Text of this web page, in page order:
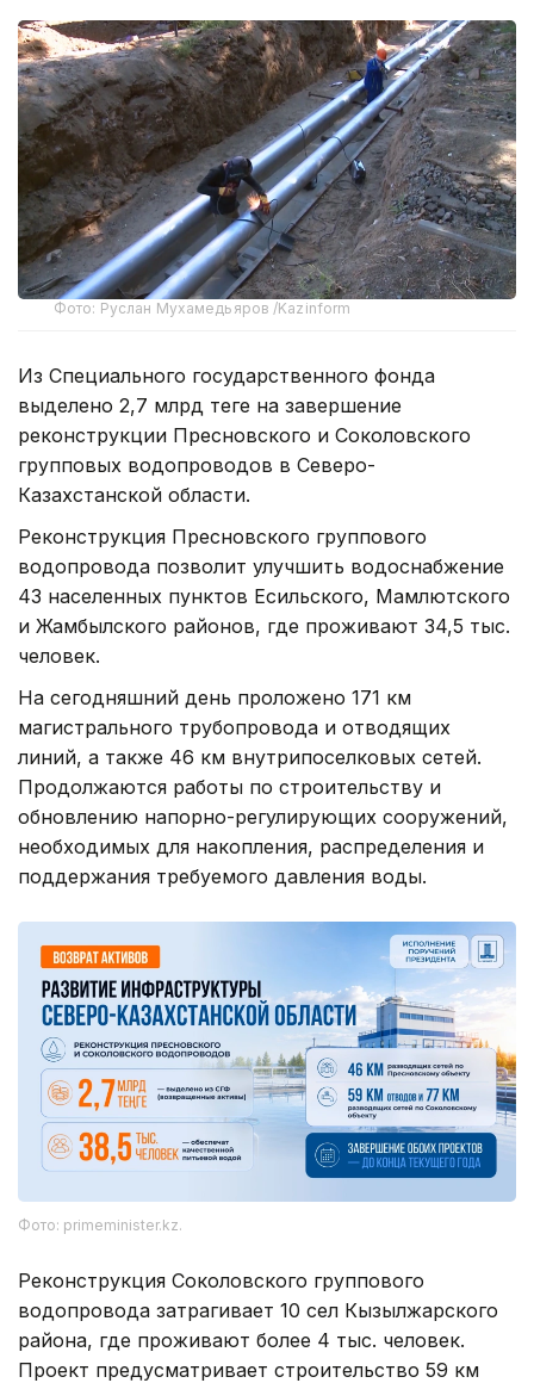
Фото: Руслан Мухамедьяров /Kazinform
Из Специального государственного фонда
выделено 2,7 млрд теңге на завершение
реконструкции Пресновского и Соколовского
групповых водопроводов в Северо-
Казахстанской области.
Реконструкция Пресновского группового
водопровода позволит улучшить водоснабжение
43 населенных пунктов Есильского, Мамлютского
и Жамбылского районов, где проживают 34,5 тыс.
человек.
На сегодняшний день проложено 171 км
магистрального трубопровода и отводящих
линий, а также 46 км внутрипоселковых сетей.
Продолжаются работы по строительству и
обновлению напорно-регулирующих сооружений,
необходимых для накопления, распределения и
поддержания требуемого давления воды.
Фото: primeminister.kz.
Реконструкция Соколовского группового
водопровода затрагивает 10 сел Кызылжарского
района, где проживают более 4 тыс. человек.
Проект предусматривает строительство 59 км